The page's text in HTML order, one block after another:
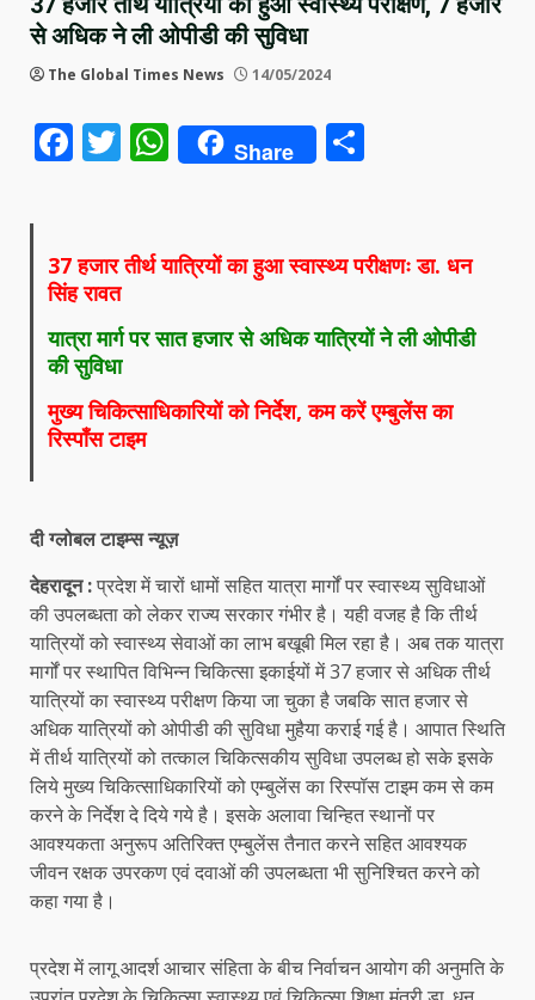
से अधिक ने ली ओपीडी की सुविधा
The Global Times News 14/05/2024
Facebook
Twitter
WhatsApp
Share
37 हजार तीर्थ यात्रियों का हुआ स्वास्थ्य परीक्षणः डा. धन
सिंह रावत
यात्रा मार्ग पर सात हजार से अधिक यात्रियों ने ली ओपीडी
की सुविधा
मुख्य चिकित्साधिकारियों को निर्देश, कम करें एम्बुलेंस का
रिस्पॉंस टाइम
दी ग्लोबल टाइम्स न्यूज़
देहरादून :प्रदेश में चारों धामों सहित यात्रा मार्गों पर स्वास्थ्य सुविधाओं
की उपलब्धता को लेकर राज्य सरकार गंभीर है। यही वजह है कि तीर्थ
यात्रियों को स्वास्थ्य सेवाओं का लाभ बखूबी मिल रहा है। अब तक यात्रा
मार्गों पर स्थापित विभिन्न चिकित्सा इकाईयों में 37 हजार से अधिक तीर्थ
यात्रियों का स्वास्थ्य परीक्षण किया जा चुका है जबकि सात हजार से
अधिक यात्रियों को ओपीडी की सुविधा मुहैया कराई गई है। आपात स्थिति
में तीर्थ यात्रियों को तत्काल चिकित्सकीय सुविधा उपलब्ध हो सके इसके
लिये मुख्य चिकित्साधिकारियों को एम्बुलेंस का रिस्पॉस टाइम कम से कम
करने के निर्देश दे दिये गये है। इसके अलावा चिन्हित स्थानों पर
आवश्यकता अनुरूप अतिरिक्त एम्बुलेंस तैनात करने सहित आवश्यक
जीवन रक्षक उपरकण एवं दवाओं की उपलब्धता भी सुनिश्चित करने को
कहा गया है।
प्रदेश में लागू आदर्श आचार संहिता के बीच निर्वाचन आयोग की अनुमति के